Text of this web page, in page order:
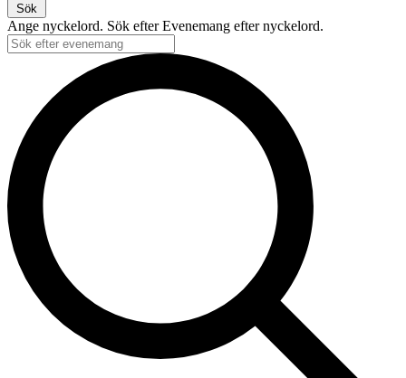
Sök
Ange nyckelord. Sök efter Evenemang efter nyckelord.